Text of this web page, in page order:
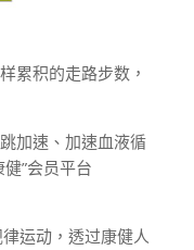
累积的走路步数，
加速、加速血液循
”会员平台
运动，透过康健人